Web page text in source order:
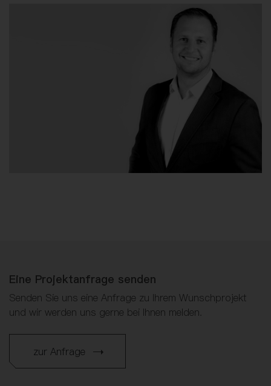
Eine Projektanfrage senden
Senden Sie uns eine Anfrage zu Ihrem Wunschprojekt
und wir werden uns gerne bei Ihnen melden.
zur Anfrage